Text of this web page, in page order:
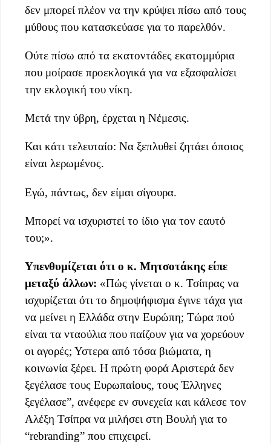
δεν μπορεί πλέον να την κρύψει πίσω από τους
μύθους που κατασκεύασε για το παρελθόν.
Ούτε πίσω από τα εκατοντάδες εκατομμύρια
που μοίρασε προεκλογικά για να εξασφαλίσει
την εκλογική του νίκη.
Μετά την ύβρη, έρχεται η Νέμεσις.
Και κάτι τελευταίο: Να ξεπλυθεί ζητάει όποιος
είναι λερωμένος.
Εγώ, πάντως, δεν είμαι σίγουρα.
Μπορεί να ισχυριστεί το ίδιο για τον εαυτό
του;».
Υπενθυμίζεται ότι ο κ. Μητσοτάκης είπε
μεταξύ άλλων: «Πώς γίνεται ο κ. Τσίπρας να
ισχυρίζεται ότι το δημοψήφισμα έγινε τάχα για
να μείνει η Ελλάδα στην Ευρώπη; Τώρα πού
είναι τα νταούλια που παίζουν για να χορεύουν
οι αγορές; Υστερα από τόσα βιώματα, η
κοινωνία ξέρει. Η πρώτη φορά Αριστερά δεν
ξεγέλασε τους Ευρωπαίους, τους Έλληνες
ξεγέλασε”, ανέφερε εν συνεχεία και κάλεσε τον
Αλέξη Τσίπρα να μιλήσει στη Βουλή για το
“rebranding” που επιχειρεί.